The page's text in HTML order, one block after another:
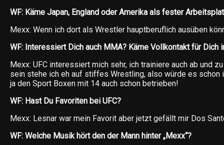
WF: Käme Japan, England oder Amerika als fester
Mexx: Wenn ich dort als Wrestler hauptberuflich ausüben
WF: Interessiert Dich auch MMA? Käme Vollkontakt für Dich
Mexx: UFC interessiert mich sehr, ich trainiere auch ab und
sein stehe ich eh auf stiffes Wrestling, also würde es schon
ja den Sport Boxen mit 14 auch schon betrieben!
WF: Hast Du Favoriten bei UFC?
Mexx: Lesnar war mein Favorit aber jetzt gefällt mir Dos
WF: Welche Musik hört den der Mann hinter „Mexx“?